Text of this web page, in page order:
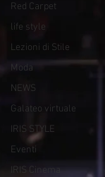
Red Carpet
life style
Lezioni di Stile
Moda
NEWS
Galateo virtuale
IRIS STYLE
Eventi
IRIS Cinema